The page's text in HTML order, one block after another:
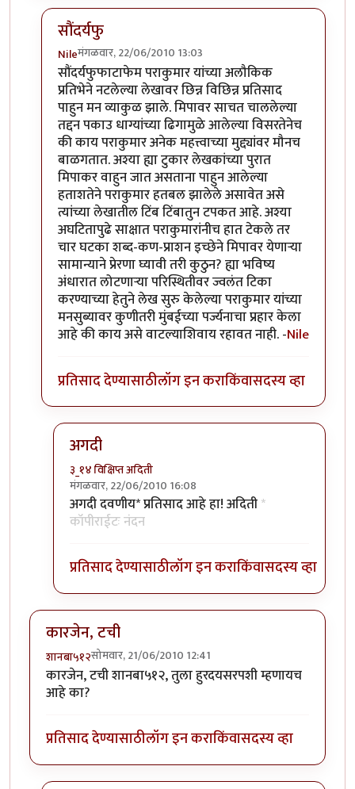
सौंदर्यफु
Nileमंगळवार, 22/06/2010 13:03
In reply toवाह!byसहज
सौंदर्यफुफाटाफेम पराकुमार यांच्या अलौकिक
प्रतिभेने नटलेल्या लेखावर छिन्न विछिन्न प्रतिसाद
पाहुन मन व्याकुळ झाले. मिपावर साचत चाललेल्या
तद्दन पकाउ धाग्यांच्या ढिगामुळे आलेल्या विसरतेनेच
की काय पराकुमार अनेक महत्त्वाच्या मुद्द्यांवर मौनच
बाळगतात. अश्या ह्या टुकार लेखकांच्या पुरात
मिपाकर वाहुन जात असताना पाहुन आलेल्या
हताशतेने पराकुमार हतबल झालेले असावेत असे
त्यांच्या लेखातील टिंब टिंबातुन टपकत आहे. अश्या
अघटितापुढे साक्षात पराकुमारांनीच हात टेकले तर
चार घटका शब्द-कण-प्राशन इच्छेने मिपावर येणार्‍या
सामान्याने प्रेरणा घ्यावी तरी कुठुन? ह्या भविष्य
अंधारात लोटणार्‍या परिस्थितीवर ज्वलंत टिका
करण्याच्या हेतुने लेख सुरु केलेल्या पराकुमार यांच्या
मनसुब्यावर कुणीतरी मुंबईच्या पर्ज्यनाचा प्रहार केला
आहे की काय असे वाटल्याशिवाय रहावत नाही. -Nile
प्रतिसाद देण्यासाठीलॉग इन कराकिंवासदस्य व्हा
अगदी
३_१४ विक्षिप्त अदिती
मंगळवार, 22/06/2010 16:08
In reply toसौंदर्यफुbyNile
अगदी दवणीय* प्रतिसाद आहे हा! अदिती*
कॉपीराईटः नंदन
प्रतिसाद देण्यासाठीलॉग इन कराकिंवासदस्य व्हा
कारजेन, टची
शानबा५१२सोमवार, 21/06/2010 12:41
कारजेन, टची शानबा५१२, तुला हुरदयसरपशी म्हणायच
आहे का?
प्रतिसाद देण्यासाठीलॉग इन कराकिंवासदस्य व्हा